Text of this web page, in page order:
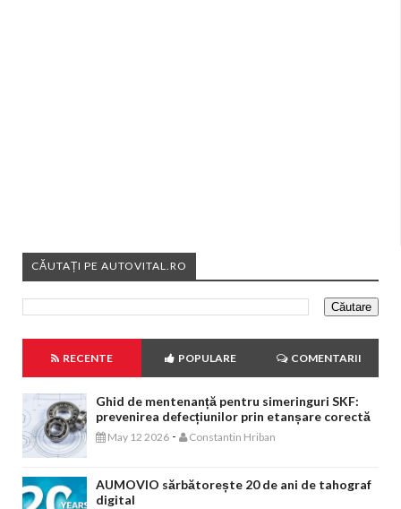
CĂUTAȚI PE AUTOVITAL.RO
RECENTE POPULARE COMENTARII
Ghid de mentenanță pentru simeringuri SKF:
prevenirea defecțiunilor prin etanșare corectă
May 12 2026 - Constantin Hriban
AUMOVIO sărbătorește 20 de ani de tahograf
digital